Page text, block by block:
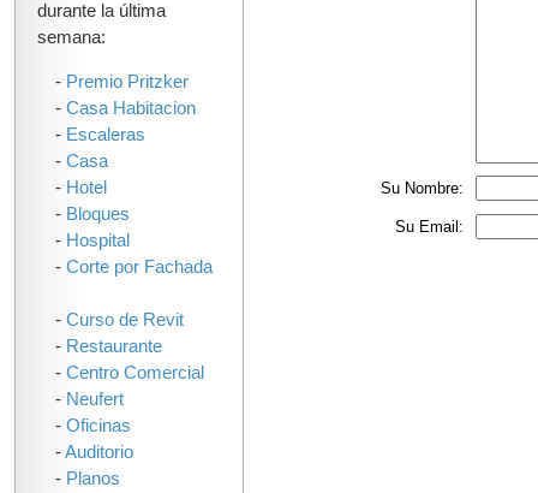
Su Nombre:
Su Email:
durante la última
semana:
- Premio Pritzker
- Casa Habitacion
- Escaleras
- Casa
- Hotel
- Bloques
- Hospital
- Corte por Fachada
- Curso de Revit
- Restaurante
- Centro Comercial
- Neufert
- Oficinas
-Auditorio
- Planos